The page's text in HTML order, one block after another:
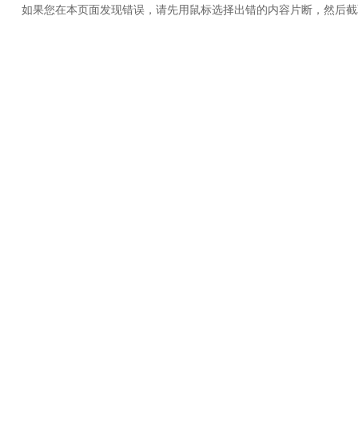
如果您在本页面发现错误，请先用鼠标选择出错的内容片断，然后